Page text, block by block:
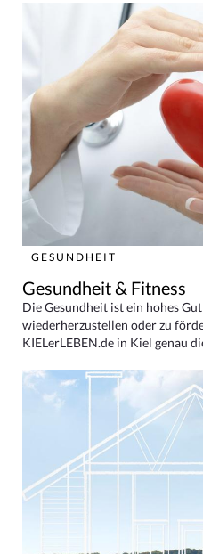
GESUNDHEIT
Gesundheit & Fitness
Die Gesundheit ist ein hohes
wiederherzustellen oder zu
KIELerLEBEN.de in Kiel genau